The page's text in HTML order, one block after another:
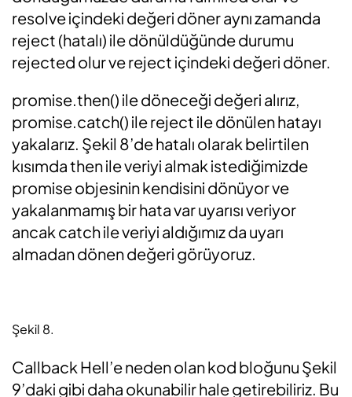
resolve içindeki değeri döner aynı zamanda
reject (hatalı) ile dönüldüğünde durumu
rejected olur ve reject içindeki değeri döner.
promise.then() ile döneceği değeri alırız,
promise.catch() ile reject ile dönülen hatayı
yakalarız. Şekil 8’de hatalı olarak belirtilen
kısımda then ile veriyi almak istediğimizde
promise objesinin kendisini dönüyor ve
yakalanmamış bir hata var uyarısı veriyor
ancak catch ile veriyi aldığımız da uyarı
almadan dönen değeri görüyoruz.
Şekil 8.
Callback Hell’e neden olan kod bloğunu Şekil
9’daki gibi daha okunabilir hale getirebiliriz. Bu